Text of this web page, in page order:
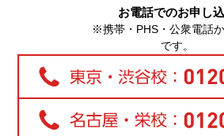
お電話でのお申し
※携帯・PHS・公衆電話
です。